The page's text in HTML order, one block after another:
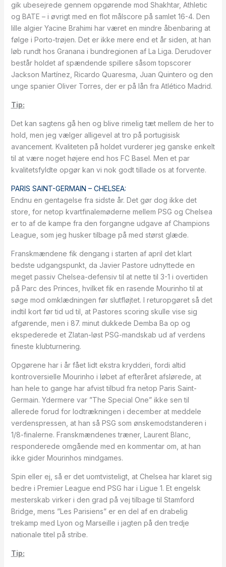
gik ubesejrede gennem opgørende mod Shakhtar, Athletic
og BATE – i øvrigt med en flot målscore på samlet 16-4. Den
lille algier Yacine Brahimi har været en mindre åbenbaring at
følge i Porto-trøjen. Det er ikke mere end et år siden, at han
løb rundt hos Granana i bundregionen af La Liga. Derudover
består holdet af spændende spillere såsom topscorer
Jackson Martínez, Ricardo Quaresma, Juan Quintero og den
unge spanier Oliver Torres, der er på lån fra Atlético Madrid.
Tip:
Det kan sagtens gå hen og blive rimelig tæt mellem de her to
hold, men jeg vælger alligevel at tro på portugisisk
avancement. Kvaliteten på holdet vurderer jeg ganske enkelt
til at være noget højere end hos FC Basel. Men et par
kvalitetsfyldte opgør kan vi nok godt tillade os at forvente.
PARIS SAINT-GERMAIN – CHELSEA:
Endnu en gentagelse fra sidste år. Det gør dog ikke det
store, for netop kvartfinalemøderne mellem PSG og Chelsea
er to af de kampe fra den forgangne udgave af Champions
League, som jeg husker tilbage på med størst glæde.
Franskmændene fik dengang i starten af april det klart
bedste udgangspunkt, da Javier Pastore udnyttede en
meget passiv Chelsea-defensiv til at nette til 3-1 i overtiden
på Parc des Princes, hvilket fik en rasende Mourinho til at
søge mod omklædningen før slutfløjtet. I returopgøret så det
indtil kort før tid ud til, at Pastores scoring skulle vise sig
afgørende, men i 87. minut dukkede Demba Ba op og
ekspederede et Zlatan-løst PSG-mandskab ud af verdens
fineste klubturnering.
Opgørene har i år fået lidt ekstra krydderi, fordi altid
kontroversielle Mourinho i løbet af efteråret afslørede, at
han hele to gange har afvist tilbud fra netop Paris Saint-
Germain. Ydermere var ”The Special One” ikke sen til
allerede forud for lodtrækningen i december at meddele
verdenspressen, at han så PSG som ønskemodstanderen i
1/8-finalerne. Franskmændenes træner, Laurent Blanc,
responderede omgående med en kommentar om, at han
ikke gider Mourinhos mindgames.
Spin eller ej, så er det uomtvisteligt, at Chelsea har klaret sig
bedre i Premier League end PSG har i Ligue 1. Et engelsk
mesterskab virker i den grad på vej tilbage til Stamford
Bridge, mens ”Les Parisiens” er en del af en drabelig
trekamp med Lyon og Marseille i jagten på den tredje
nationale titel på stribe.
Tip: